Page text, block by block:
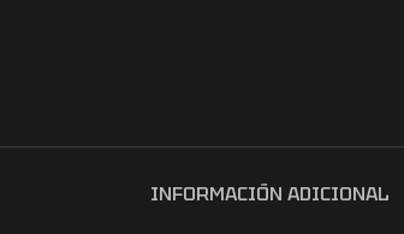
INFORMACIÓN ADICIONAL